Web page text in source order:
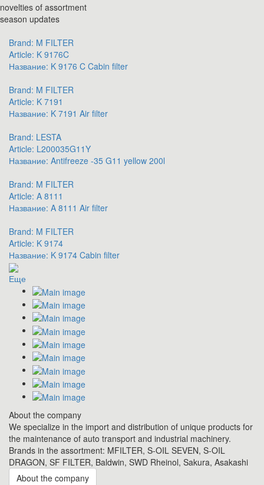
novelties of assortment
season updates
Brand: M FILTER
Article: K 9176C
Название: K 9176 C Cabin filter
Brand: M FILTER
Article: K 7191
Название: K 7191 Air filter
Brand: LESTA
Article: L200035G11Y
Название: Antifreeze -35 G11 yellow 200l
Brand: M FILTER
Article: A 8111
Название: A 8111 Air filter
Brand: M FILTER
Article: K 9174
Название: K 9174 Cabin filter
Еще
About the company
We specialize in the import and distribution of unique products for
the maintenance of auto transport and industrial machinery.
Brands in the assortment: MFILTER, S-OIL SEVEN, S-OIL
DRAGON, SF FILTER, Baldwin, SWD Rheinol, Sakura, Asakashi
About the company